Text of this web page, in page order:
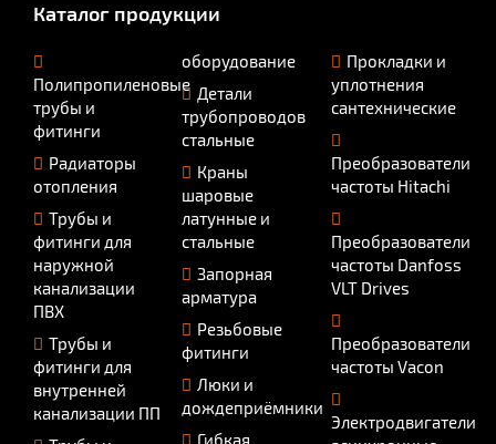
Каталог продукции
Полипропиленовые
трубы и
фитинги
Радиаторы
отопления
Трубы и
фитинги для
наружной
канализации
ПВХ
Трубы и
фитинги для
внутренней
канализации ПП
оборудование
Детали
трубопроводов
стальные
Краны
шаровые
латунные и
стальные
Запорная
арматура
Резьбовые
фитинги
Люки и
дождеприёмники
Гибкая
Прокладки и
уплотнения
сантехнические
Преобразователи
частоты Hitachi
Преобразователи
частоты Danfoss
VLT Drives
Преобразователи
частоты Vacon
Электродвигатели